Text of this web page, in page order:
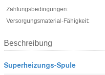
Zahlungsbedingungen:
Versorgungsmaterial-Fähigkeit:
Beschreibung
Superheizungs-Spule